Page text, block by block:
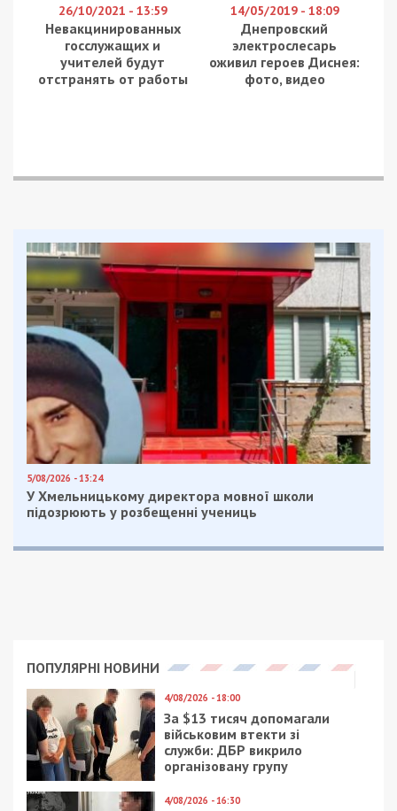
26/10/2021 - 13:59
Невакцинированных
госслужащих и
учителей будут
отстранять от работы
14/05/2019 - 18:09
Днепровский
электрослесарь
оживил героев Диснея:
фото, видео
5/08/2026 - 13:24
У Хмельницькому директора мовної школи
підозрюють у розбещенні учениць
ПОПУЛЯРНІ НОВИНИ
4/08/2026 - 18:00
За $13 тисяч допомагали
військовим втекти зі
служби: ДБР викрило
організовану групу
4/08/2026 - 16:30